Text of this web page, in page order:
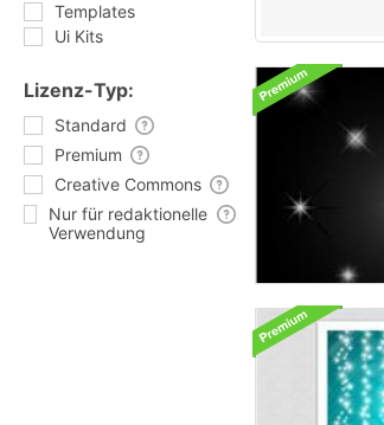
Templates
Ui Kits
Lizenz-Typ:
Standard
Premium
Creative Commons
Nur für redaktionelle
Verwendung